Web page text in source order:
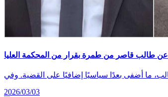
ما أضفى بعدًا سياسيًا إضافيًا على القضية. وفي
2026/03/03